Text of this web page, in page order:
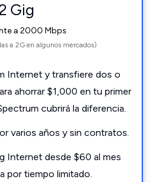
Gig
a 2000 Mbps
a 2G en algunos mercados)
Internet y transfiere dos o
ahorrar $1,000 en tu primer
cubrirá la diferencia.
varios años y sin contratos.
Internet desde $60 al mes
por tiempo limitado.